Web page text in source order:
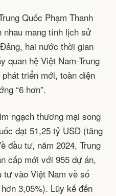
Quốc Phạm Thanh
nhau mang tính lịch sử
hai nước thời gian
quan hệ Việt Nam-Trung
triển mới, toàn diện
“6 hơn”.
ngạch thương mại song
đạt 51,25 tỷ USD (tăng
đầu tư, năm 2024, Trung
cấp mới với 955 dự án,
tư vào Việt Nam về số
3,05%). Lũy kế đến